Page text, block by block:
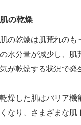
肌の乾燥
肌の乾燥は肌荒れの
の水分量が減少し、肌
気が乾燥する状況で発
乾燥した肌はバリア機
くなり、さまざまな肌